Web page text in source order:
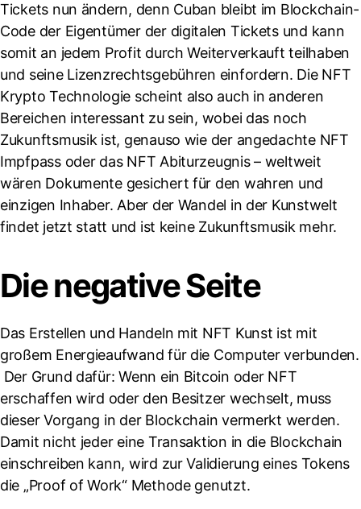
Tickets nun ändern, denn Cuban bleibt im Blockchain-
Code der Eigentümer der digitalen Tickets und kann
somit an jedem Profit durch Weiterverkauft teilhaben
und seine Lizenzrechtsgebühren einfordern. Die NFT
Krypto Technologie scheint also auch in anderen
Bereichen interessant zu sein, wobei das noch
Zukunftsmusik ist, genauso wie der angedachte NFT
Impfpass oder das NFT Abiturzeugnis – weltweit
wären Dokumente gesichert für den wahren und
einzigen Inhaber. Aber der Wandel in der Kunstwelt
findet jetzt statt und ist keine Zukunftsmusik mehr.
Die negative Seite
Das Erstellen und Handeln mit NFT Kunst ist mit
großem Energieaufwand für die Computer verbunden.
Der Grund dafür: Wenn ein Bitcoin oder NFT
erschaffen wird oder den Besitzer wechselt, muss
dieser Vorgang in der Blockchain vermerkt werden.
Damit nicht jeder eine Transaktion in die Blockchain
einschreiben kann, wird zur Validierung eines Tokens
die „Proof of Work“ Methode genutzt.